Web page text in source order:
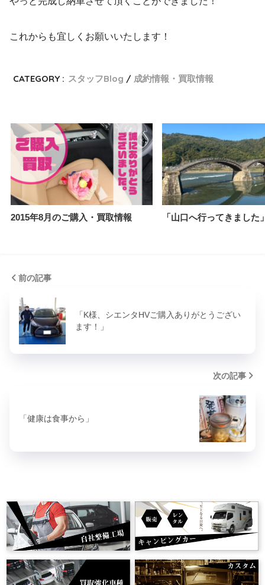
これからも宜しくお願いいたします！
CATEGORY : スタッフBlog 成約情報・買取情報
2015年8月のご購入・買取情報 「山口へ行ってきました
前の記事
「K様、シエンタHVご購入ありがとうござい
ます！」
次の記事
「健康は食事から」